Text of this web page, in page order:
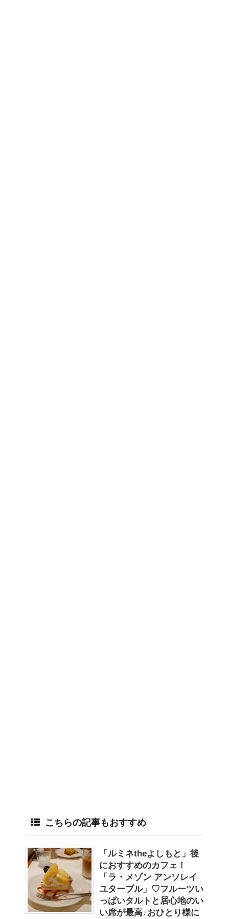
こちらの記事もおすすめ
「ルミネtheよしもと」後
におすすめのカフェ！
「ラ・メゾン アンソレイ
ユターブル」♡フルーツい
っぱいタルトと居心地のい
い席が最高♪おひとり様に